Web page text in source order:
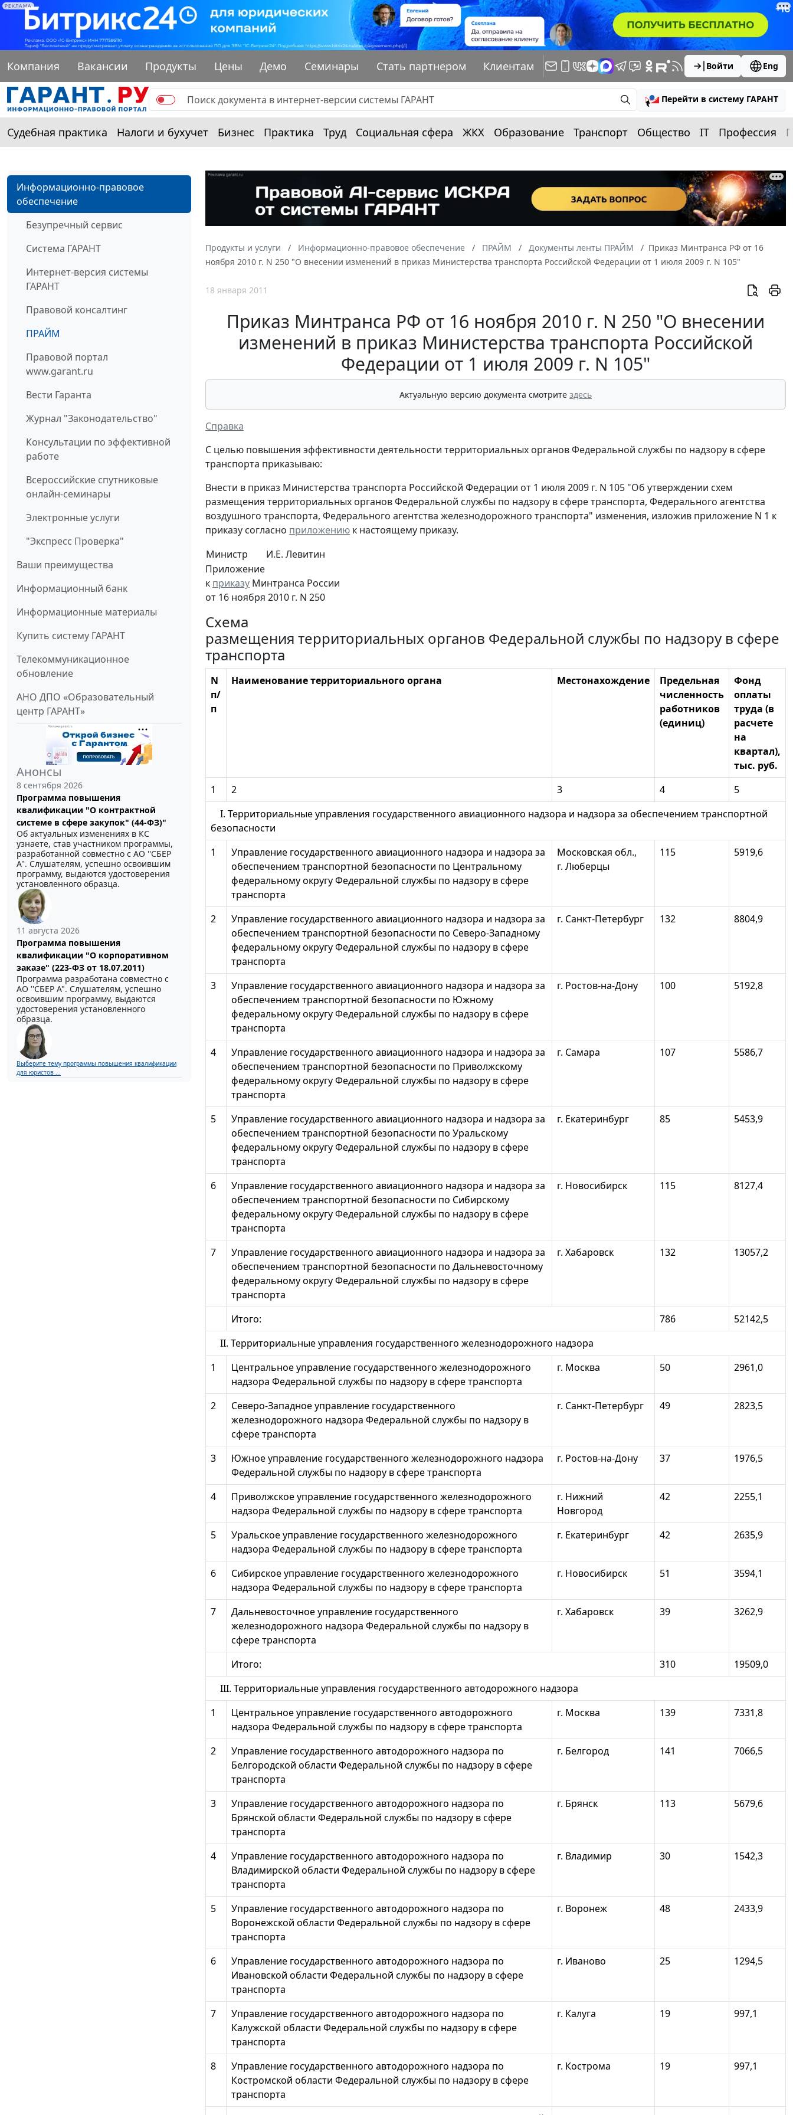
РЕКЛАМА
Компания Вакансии Продукты Цены Демо Семинары Стать партнером Клиентам Войти Eng
Перейти в систему ГАРАНТ
Судебная практика Налоги и бухучет Бизнес Практика Труд Социальная сфера ЖКХ Образование Транспорт Общество IT Профессия
Информационно-правовое
обеспечение
Безупречный сервис
Система ГАРАНТ
Интернет-версия системы
ГАРАНТ
Правовой консалтинг
ПРАЙМ
Правовой портал
www.garant.ru
Вести Гаранта
Журнал "Законодательство"
Консультации по эффективной
работе
Всероссийские спутниковые
онлайн-семинары
Электронные услуги
"Экспресс Проверка"
Ваши преимущества
Информационный банк
Информационные материалы
Купить систему ГАРАНТ
Телекоммуникационное
обновление
АНО ДПО «Образовательный
центр ГАРАНТ»
Анонсы
8 сентября 2026
Программа повышения
квалификации "О контрактной
системе в сфере закупок" (44-ФЗ)"
Об актуальных изменениях в КС
узнаете, став участником программы,
разработанной совместно с АО ''СБЕР
А". Слушателям, успешно освоившим
программу, выдаются удостоверения
установленного образца.
11 августа 2026
Программа повышения
квалификации "О корпоративном
заказе" (223-ФЗ от 18.07.2011)
Программа разработана совместно с
АО ''СБЕР А". Слушателям, успешно
освоившим программу, выдаются
удостоверения установленного
образца.
Выберите тему программы повышения квалификации
для юристов ...
Продукты и услуги Информационно-правовое обеспечение ПРАЙМ Документы ленты ПРАЙМ
Приказ Минтранса РФ от 16
ноября 2010 г. N 250 "О внесении изменений в приказ Министерства транспорта Российской Федерации от 1 июля 2009 г. N 105"
18 января 2011
Приказ Минтранса РФ от 16 ноября 2010 г. N 250 "О внесении
изменений в приказ Министерства транспорта Российской
Федерации от 1 июля 2009 г. N 105"
Актуальную версию документа смотрите здесь
Справка
С целью повышения эффективности деятельности территориальных органов Федеральной службы по надзору в сфере
транспорта приказываю:
Внести в приказ Министерства транспорта Российской Федерации от 1 июля 2009 г. N 105 "Об утверждении схем
размещения территориальных органов Федеральной службы по надзору в сфере транспорта, Федерального агентства
воздушного транспорта, Федерального агентства железнодорожного транспорта" изменения, изложив приложение N 1 к
приказу согласно приложению к настоящему приказу.
Министр
И.Е. Левитин
Приложение
к приказу Минтранса России
от 16 ноября 2010 г. N 250
Схема
размещения территориальных органов Федеральной службы по надзору в сфере
транспорта
N
п/
п
Наименование территориального органа Местонахождение
Предельная
численность
работников
(единиц)
Фонд
оплаты
труда (в
расчете
на
квартал),
тыс. руб.
1
2 3 4
5
I. Территориальные управления государственного авиационного надзора и надзора за обеспечением транспортной
безопасности
1
Управление государственного авиационного надзора и надзора за
обеспечением транспортной безопасности по Центральному
федеральному округу Федеральной службы по надзору в сфере
транспорта
Московская обл.,
г. Люберцы
115 5919,6
2
Управление государственного авиационного надзора и надзора за
обеспечением транспортной безопасности по Северо-Западному
федеральному округу Федеральной службы по надзору в сфере
транспорта
г. Санкт-Петербург 132 8804,9
3
Управление государственного авиационного надзора и надзора за
обеспечением транспортной безопасности по Южному
федеральному округу Федеральной службы по надзору в сфере
транспорта
г. Ростов-на-Дону 100 5192,8
4
Управление государственного авиационного надзора и надзора за
обеспечением транспортной безопасности по Приволжскому
федеральному округу Федеральной службы по надзору в сфере
транспорта
г. Самара 107 5586,7
5
Управление государственного авиационного надзора и надзора за
обеспечением транспортной безопасности по Уральскому
федеральному округу Федеральной службы по надзору в сфере
транспорта
г. Екатеринбург 85 5453,9
6
Управление государственного авиационного надзора и надзора за
обеспечением транспортной безопасности по Сибирскому
федеральному округу Федеральной службы по надзору в сфере
транспорта
г. Новосибирск 115 8127,4
7
Управление государственного авиационного надзора и надзора за
обеспечением транспортной безопасности по Дальневосточному
федеральному округу Федеральной службы по надзору в сфере
транспорта
г. Хабаровск 132 13057,2
Итого: 786
52142,5
II. Территориальные управления государственного железнодорожного надзора
1
Центральное управление государственного железнодорожного
надзора Федеральной службы по надзору в сфере транспорта
г. Москва 50 2961,0
2
Северо-Западное управление государственного
железнодорожного надзора Федеральной службы по надзору в
сфере транспорта
г. Санкт-Петербург 49 2823,5
3
Южное управление государственного железнодорожного надзора
Федеральной службы по надзору в сфере транспорта
г. Ростов-на-Дону 37 1976,5
4
Приволжское управление государственного железнодорожного
надзора Федеральной службы по надзору в сфере транспорта
г. Нижний
Новгород
42 2255,1
5
Уральское управление государственного железнодорожного
надзора Федеральной службы по надзору в сфере транспорта
г. Екатеринбург 42 2635,9
6
Сибирское управление государственного железнодорожного
надзора Федеральной службы по надзору в сфере транспорта
г. Новосибирск 51 3594,1
7
Дальневосточное управление государственного
железнодорожного надзора Федеральной службы по надзору в
сфере транспорта
г. Хабаровск 39 3262,9
Итого: 310
19509,0
III. Территориальные управления государственного автодорожного надзора
1
Центральное управление государственного автодорожного
надзора Федеральной службы по надзору в сфере транспорта
г. Москва 139 7331,8
2
Управление государственного автодорожного надзора по
Белгородской области Федеральной службы по надзору в сфере
транспорта
г. Белгород 141 7066,5
3
Управление государственного автодорожного надзора по
Брянской области Федеральной службы по надзору в сфере
транспорта
г. Брянск 113 5679,6
4
Управление государственного автодорожного надзора по
Владимирской области Федеральной службы по надзору в сфере
транспорта
г. Владимир 30 1542,3
5
Управление государственного автодорожного надзора по
Воронежской области Федеральной службы по надзору в сфере
транспорта
г. Воронеж 48 2433,9
6
Управление государственного автодорожного надзора по
Ивановской области Федеральной службы по надзору в сфере
транспорта
г. Иваново 25 1294,5
7
Управление государственного автодорожного надзора по
Калужской области Федеральной службы по надзору в сфере
транспорта
г. Калуга 19 997,1
8
Управление государственного автодорожного надзора по
Костромской области Федеральной службы по надзору в сфере
транспорта
г. Кострома 19 997,1